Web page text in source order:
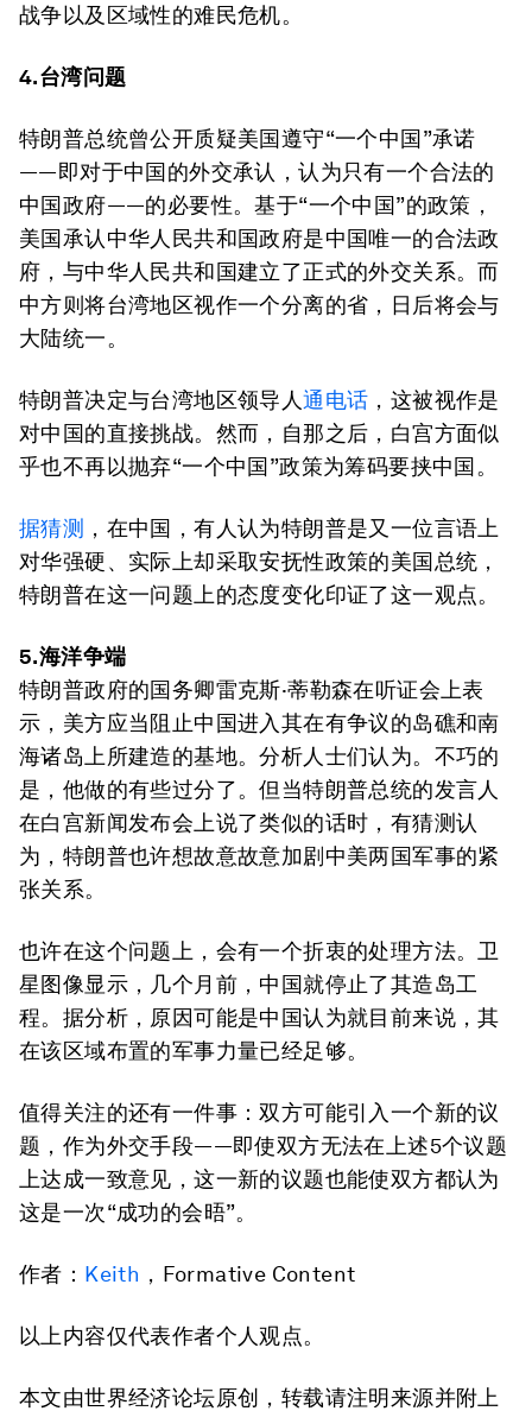
战争以及区域性的难民危机。
4.台湾问题
特朗普总统曾公开质疑美国遵守“一个中国”承诺
——即对于中国的外交承认，认为只有一个合法的
中国政府——的必要性。基于“一个中国”的政策，
美国承认中华人民共和国政府是中国唯一的合法政
府，与中华人民共和国建立了正式的外交关系。而
中方则将台湾地区视作一个分离的省，日后将会与
大陆统一。
特朗普决定与台湾地区领导人通电话 ，这被视作是
对中国的直接挑战。然而，自那之后，白宫方面似
乎也不再以抛弃“一个中国”政策为筹码要挟中国。
据猜测 ，在中国，有人认为特朗普是又一位言语上
对华强硬、实际上却采取安抚性政策的美国总统，
特朗普在这一问题上的态度变化印证了这一观点。
5.海洋争端
特朗普政府的国务卿雷克斯·蒂勒森在听证会上表
示，美方应当阻止中国进入其在有争议的岛礁和南
海诸岛上所建造的基地。分析人士们认为。不巧的
是，他做的有些过分了。但当特朗普总统的发言人
在白宫新闻发布会上说了类似的话时，有猜测认
为，特朗普也许想故意故意加剧中美两国军事的紧
张关系。
也许在这个问题上，会有一个折衷的处理方法。卫
星图像显示，几个月前，中国就停止了其造岛工
程。据分析，原因可能是中国认为就目前来说，其
在该区域布置的军事力量已经足够。
值得关注的还有一件事：双方可能引入一个新的议
题，作为外交手段——即使双方无法在上述5个议题
上达成一致意见，这一新的议题也能使双方都认为
这是一次“成功的会晤”。
作者： Keith ，Formative Content
以上内容仅代表作者个人观点。
本文由世界经济论坛原创，转载请注明来源并附上